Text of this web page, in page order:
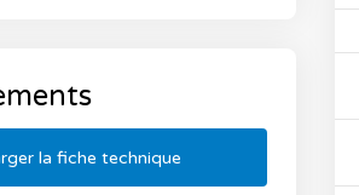
la fiche technique